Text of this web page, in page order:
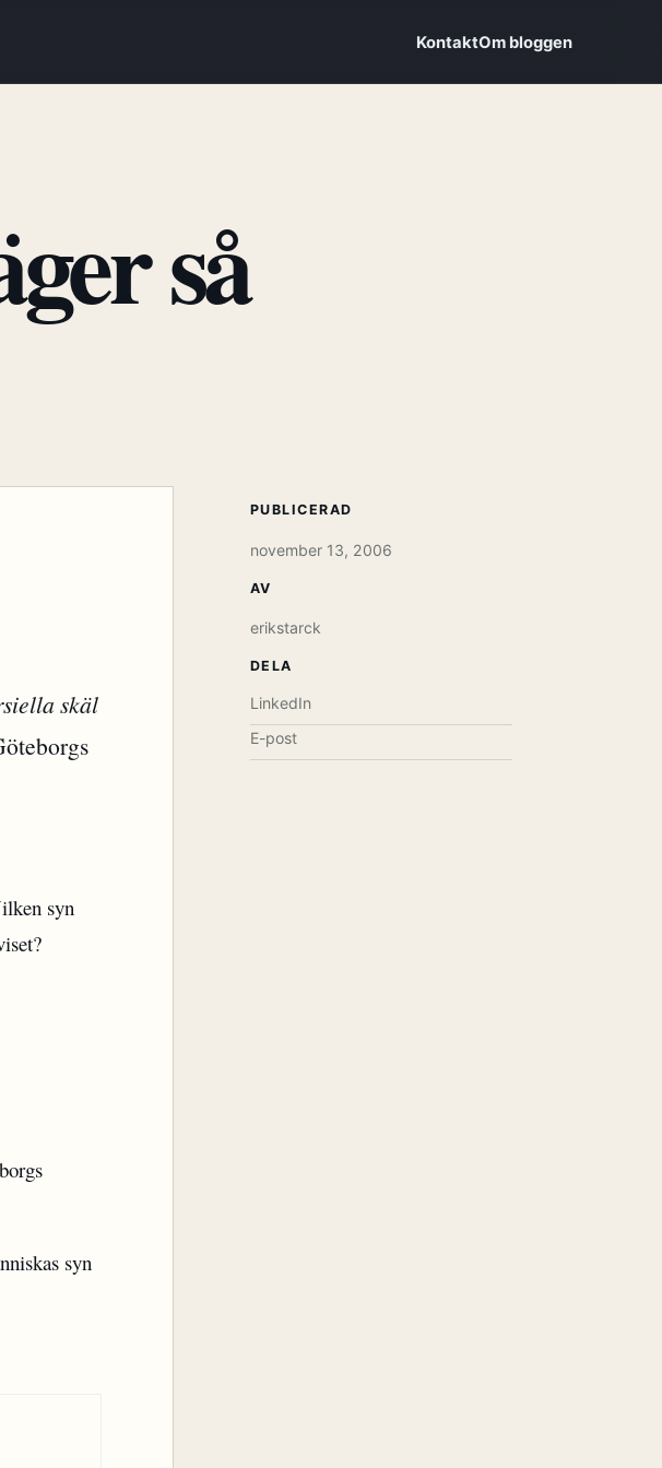
KontaktOm bloggen
så
skäl
syn
syn
PUBLICERAD
november 13, 2006
AV
erikstarck
DELA
LinkedIn
E-post